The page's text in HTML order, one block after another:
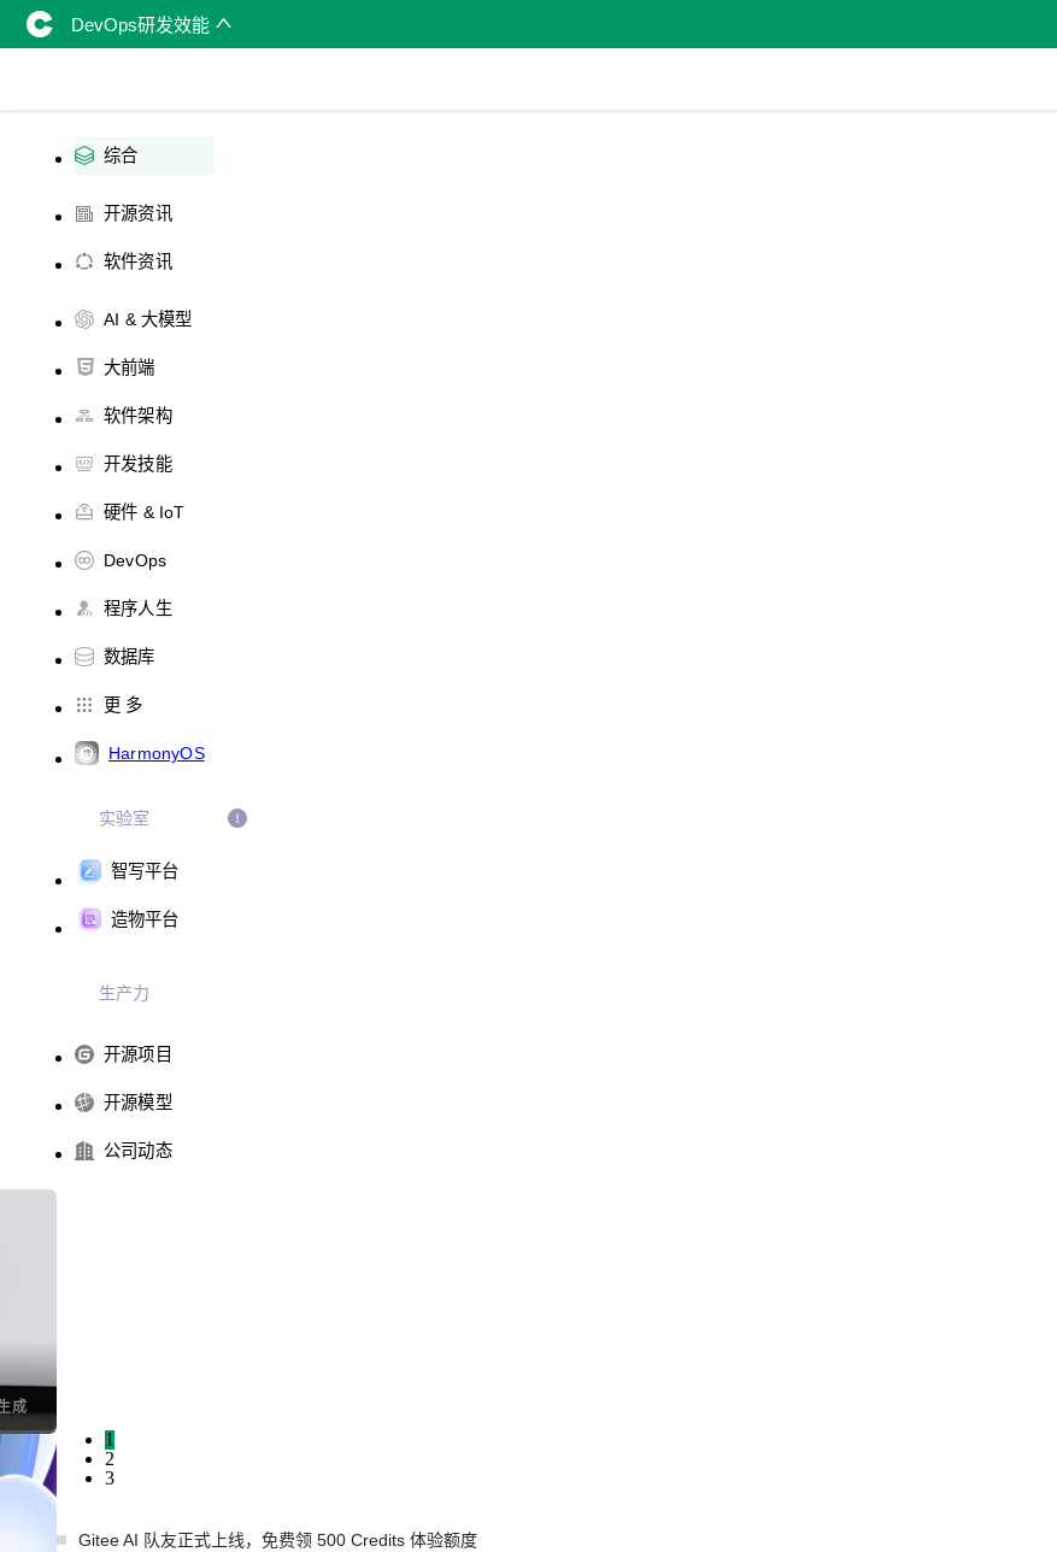
DevOps研发效能
综合
开源资讯
软件资讯
AI & 大模型
大前端
软件架构
开发技能
硬件 & IoT
DevOps
程序人生
数据库
更 多
HarmonyOS
实验室
智写平台
造物平台
生产力
开源项目
开源模型
公司动态
成
1
2
3
Gitee AI 队友正式上线，免费领 500 Credits 体验额度